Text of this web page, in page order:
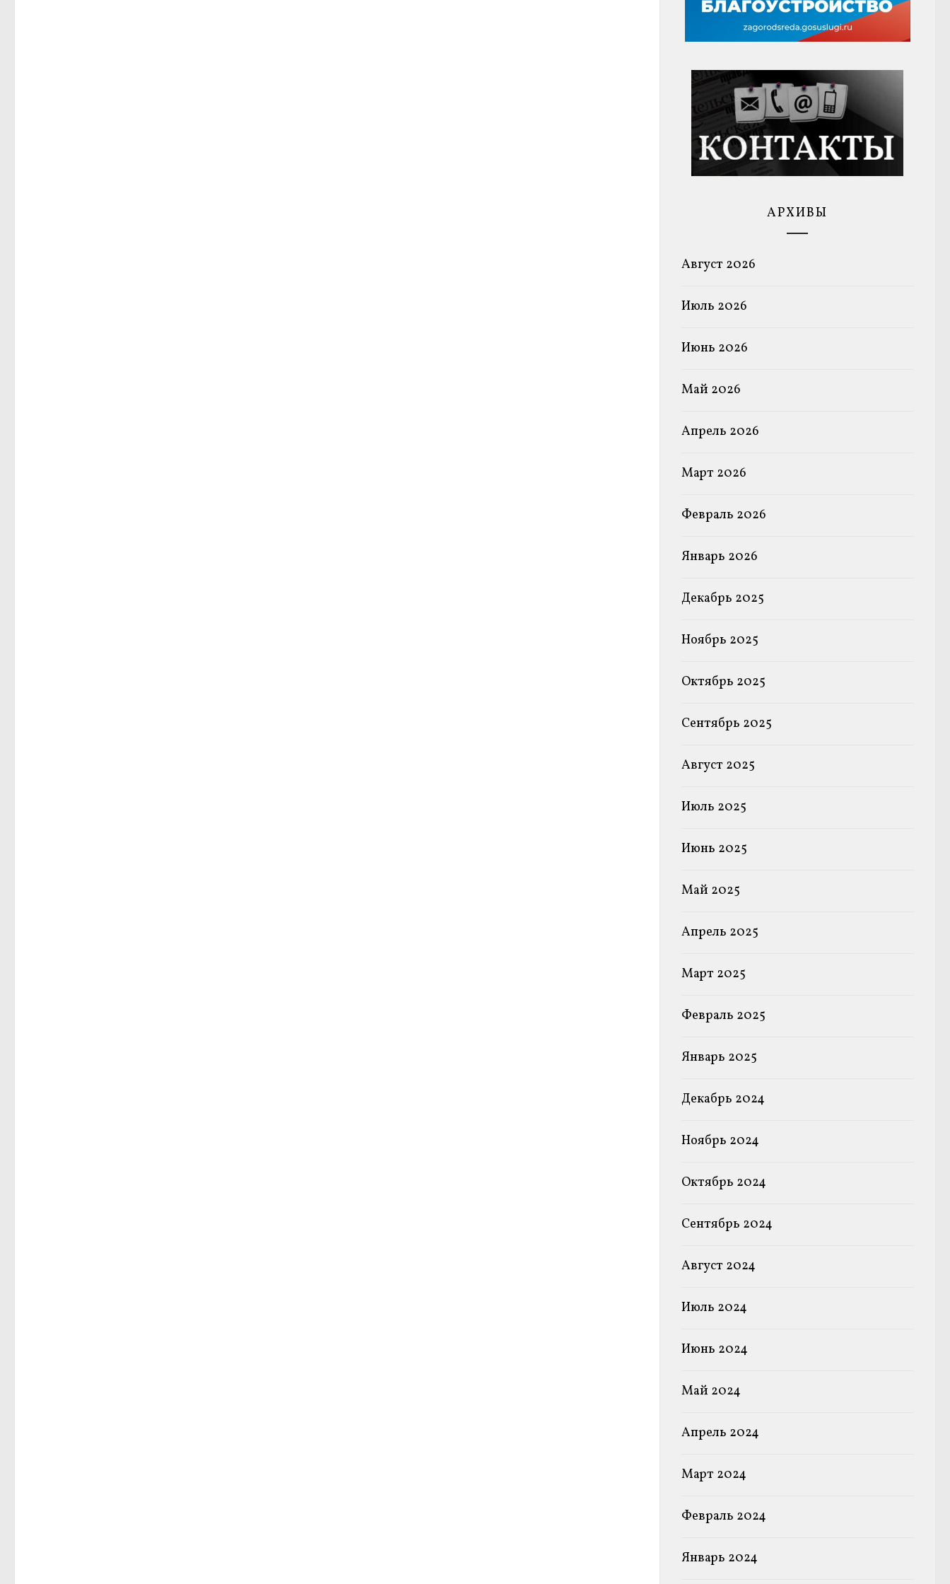
АРХИВЫ
Август 2026
Июль 2026
Июнь 2026
Май 2026
Апрель 2026
Март 2026
Февраль 2026
Январь 2026
Декабрь 2025
Ноябрь 2025
Октябрь 2025
Сентябрь 2025
Август 2025
Июль 2025
Июнь 2025
Май 2025
Апрель 2025
Март 2025
Февраль 2025
Январь 2025
Декабрь 2024
Ноябрь 2024
Октябрь 2024
Сентябрь 2024
Август 2024
Июль 2024
Июнь 2024
Май 2024
Апрель 2024
Март 2024
Февраль 2024
Январь 2024